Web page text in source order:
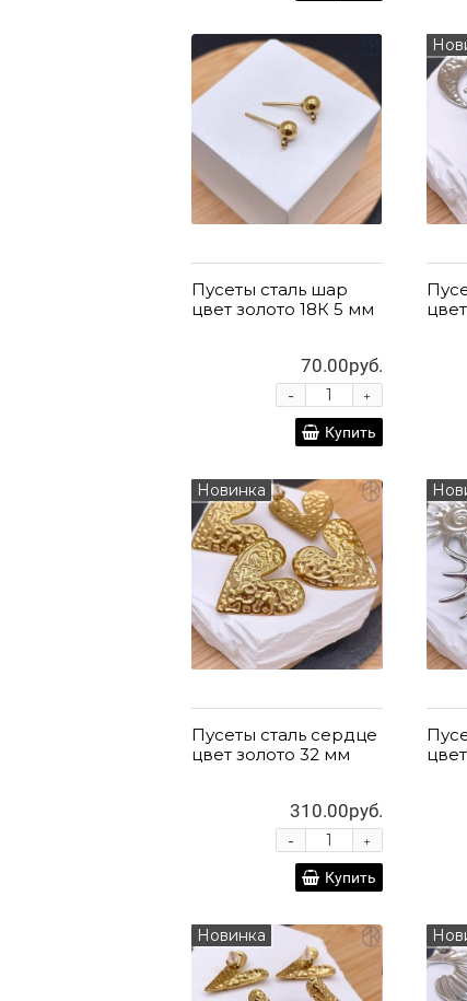
Пусеты сталь шар
цвет золото 18К 5 мм
70.00руб.
+
-
Купить
Новинка
Пусеты сталь сердце
цвет золото 32 мм
310.00руб.
+
-
Купить
Новинка